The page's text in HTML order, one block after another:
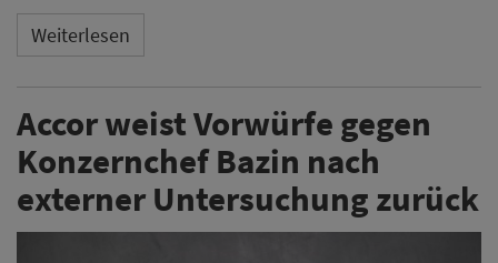
Weiterlesen
Accor weist Vorwürfe gegen
Konzernchef Bazin nach
externer Untersuchung zurück